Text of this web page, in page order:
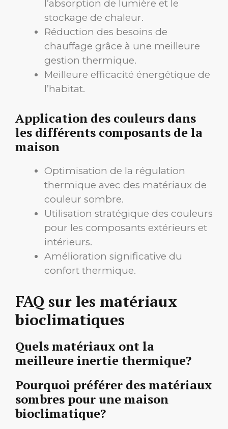
l’absorption de lumière et le
stockage de chaleur.
Réduction des besoins de
chauffage grâce à une meilleure
gestion thermique.
Meilleure efficacité énergétique de
l’habitat.
Application des couleurs dans
les différents composants de la
maison
Optimisation de la régulation
thermique avec des matériaux de
couleur sombre.
Utilisation stratégique des couleurs
pour les composants extérieurs et
intérieurs.
Amélioration significative du
confort thermique.
FAQ sur les matériaux
bioclimatiques
Quels matériaux ont la
meilleure inertie thermique?
Pourquoi préférer des matériaux
sombres pour une maison
bioclimatique?